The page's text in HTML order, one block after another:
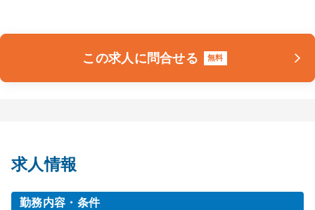
この求人に問合せる 無料
求人情報
勤務内容・条件